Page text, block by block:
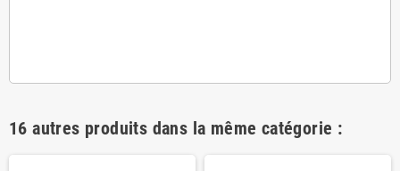
16 autres produits dans la même catégorie :